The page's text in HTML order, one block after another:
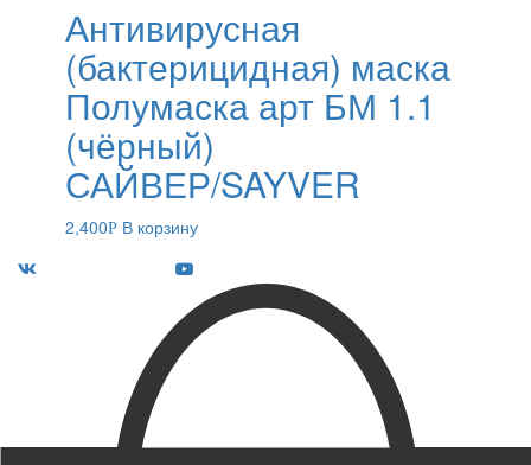
Антивирусная
(бактерицидная) маска
Полумаска арт БМ 1.1
(чёрный)
САЙВЕР/SAYVER
2,400Р В корзину